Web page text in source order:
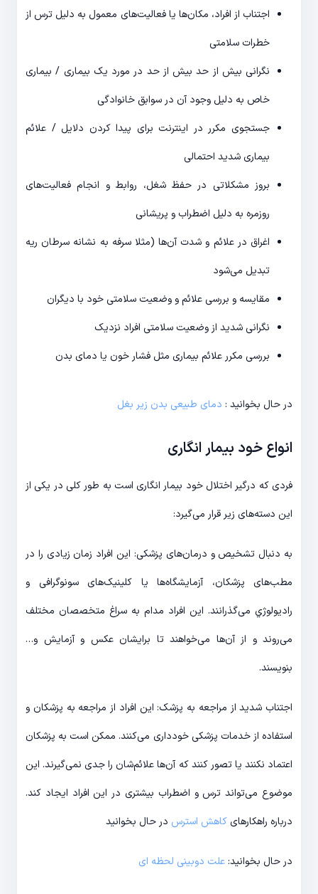
اجتناب از افراد، مکان‌ها یا فعالیت‌های معمول به دلیل ترس از
خطرات سلامتی
نگرانی بیش از حد بیش از حد در مورد یک بیماری / بیماری
خاص به دلیل وجود آن در سوابق خانوادگی
جستجوی مكرر در اینترنت برای پیدا کردن دلایل / علائم
بیماری شدید احتمالی
بروز مشکلاتی در حفظ شغل، روابط و انجام فعالیت‌های
روزمره به دلیل اضطراب و پریشانی
اغراق در علائم و شدت آن‌ها (مثلا سرفه به نشانه سرطان ریه
تبدیل می‌شود
مقایسه و بررسی علائم و وضعیت سلامتی خود با دیگران
نگرانی شدید از وضعیت سلامتی افراد نزدیک
بررسی مکرر علائم بیماری مثل فشار خون یا دمای بدن
در حال بخوانید : دمای طبیعی بدن زیر بغل
انواع خود بیمار انگاری
فردی که درگیر اختلال خود بیمار انگاری است به طور کلی در یکی از
این دسته‌های زیر قرار می‌گیرد:
به دنبال تشخیص و درمان‌های پزشکی: این افراد زمان زیادی را در
مطب‌های پزشکان، آزمایشگاه‌ها یا کلینیک‌های سونوگرافی و
رادیولوژي می‌گذرانند. این افراد مدام به سراغ متخصصان مختلف
می‌روند و از آن‌ها می‌خواهند تا برایشان عکس و آزمایش و…
بنویسند.
اجتناب شدید از مراجعه به پزشک: این افراد از مراجعه به پزشكان و
استفاده از خدمات پزشکی خودداری می‌کنند. ممکن است به پزشکان
اعتماد نکنند یا تصور کنند که آن‌ها علائم‌شان را جدی نمی‌گیرند. این
موضوع می‌تواند ترس و اضطراب بیشتری در این افراد ایجاد کند.
درباره راهکارهایکاهش استرس در حال بخوانید
در حال بخوانید:علت دوبینی لحظه ای